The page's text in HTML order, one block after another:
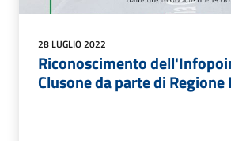
28 LUGLIO 2022
Riconoscimento
Clusone da parte di